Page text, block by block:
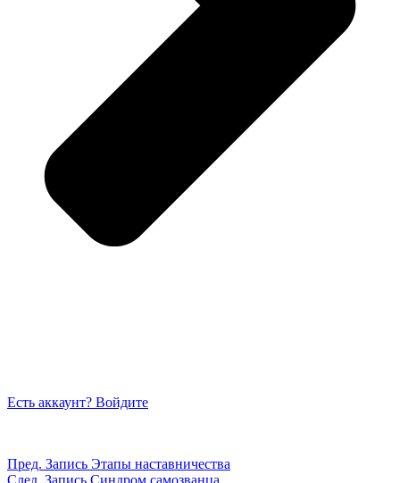
Есть аккаунт? Войдите
Пред. Запись Этапы наставничества